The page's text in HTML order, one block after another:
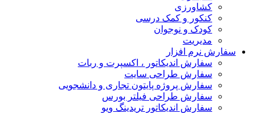
کشاورزی
کنکور و کمک‌ درسی
کودک و نوجوان
مدیریت
سفارش نرم افزار
سفارش اندیکاتور ، اکسپرت و ربات
سفارش طراحی سایت
سفارش پروژه پایتون تجاری و دانشجویی
سفارش طراحی فیلتر بورس
سفارش اندیکاتور تریدینگ ویو